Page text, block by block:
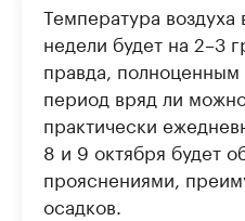
Температура
недели будет на 2–3
правда,
период вряд ли можно
практически
8 и 9 октября будет
прояснениями,
осадков.